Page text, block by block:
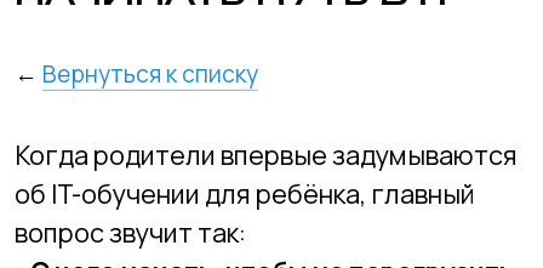
об IT-обучении для ребёнка, главный
«С чего начать, чтобы не перегрузить
и не отбить интерес?»
В интернете — сотни советов: